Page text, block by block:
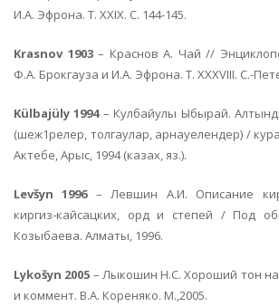
И.А. Эфрона. Т. XXIX. С. 144-145.
Krasnov 1903– Краснов А. Чай //
Ф.А. Брокгауза и И.А. Эфрона. Т. XXXVIII. С.-
Külbajüly 1994– Кулбайулы Ыбырай.
(шеж1релер, толгаулар, арнауелендер) /
Актебе, Арыс, 1994 (казах, яз.).
Levšyn 1996– Левшин А.И. Описание
киргиз-кайсацких, орд и степей / Под
Козыбаева. Алматы, 1996.
Lykošyn 2005 – Лыкошин Н.С. Хороший тон на
и коммент. В.А. Кореняко. М.,2005.